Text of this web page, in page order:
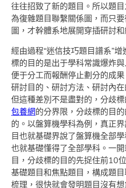
往往招致了新的題目。所以題
為復雜題目聯繫關係圖，而只
圖，才幹體系地展開穿插研討和
經由過程“迷信技巧題目譜系”
標的目的是出于學科常識爆炸
便于分工而報酬停止劃分的成
研討目的、研討方法、研討內
但這種差別不是盡對的，分歧
包養網的分界限，分歧標的目
的。以盤算機學科為例，真正
目也就基礎界說了盤算機全部
也就基礎懂得了全部學科。一
目，分歧標的目的先捉住前10
基礎題目和焦點題目，構成題
梳理，很快就會發明題目沒有